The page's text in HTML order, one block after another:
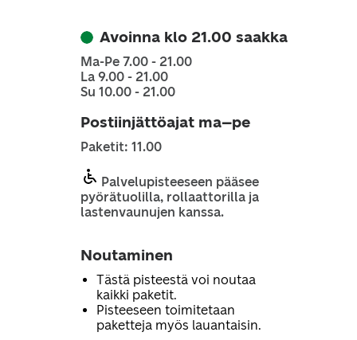
Avoinna klo 21.00 saakka
Ma-Pe 7.00 - 21.00
La 9.00 - 21.00
Su 10.00 - 21.00
Postiinjättöajat ma–pe
Paketit: 11.00
Palvelupisteeseen pääsee
pyörätuolilla, rollaattorilla ja
lastenvaunujen kanssa.
Noutaminen
Tästä pisteestä voi noutaa
kaikki paketit.
Pisteeseen toimitetaan
paketteja myös lauantaisin.